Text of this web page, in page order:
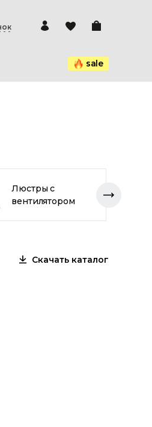
sale
Люстры с
вентилятором
Скачать каталог